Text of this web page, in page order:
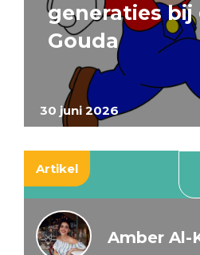
30 juni 2026
generaties bij
Gouda
Artikel
Amber Al-